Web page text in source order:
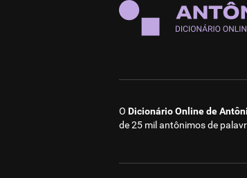
O Dicionário Online de
de 25 mil antônimos de